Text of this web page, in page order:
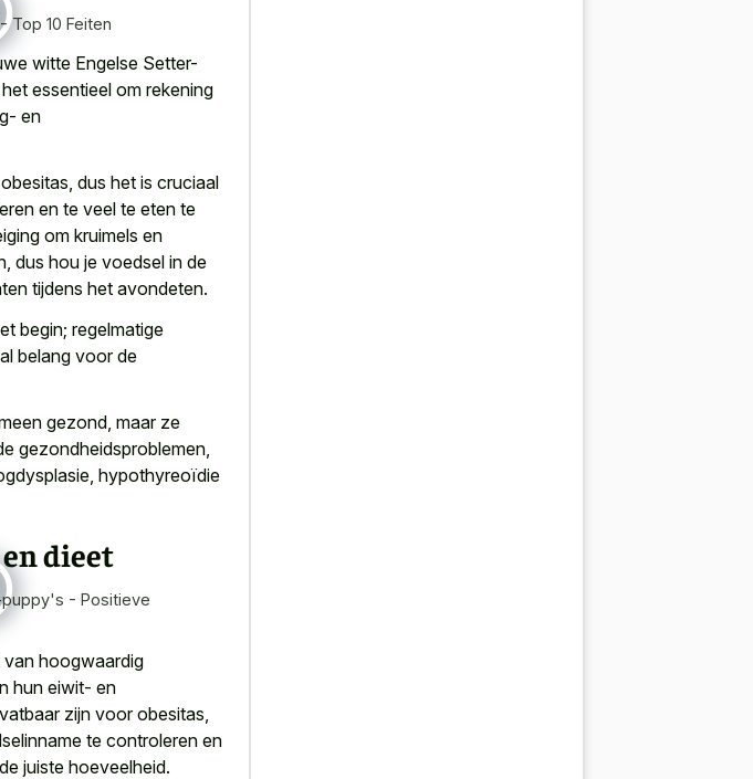
Top 10 Feiten
witte Engelse Setter-
essentieel om rekening
en
dus het is cruciaal
en te veel te eten te
om kruimels en
dus hou je voedsel in de
tijdens het avondeten.
begin; regelmatige
belang voor de
gezond, maar ze
gezondheidsproblemen,
hypothyreoïdie
dieet
- Positieve
van hoogwaardig
hun eiwit- en
zijn voor obesitas,
te controleren en
juiste hoeveelheid.